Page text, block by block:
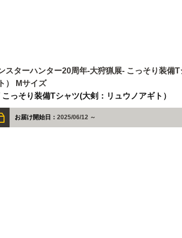
スターハンター20周年-大狩猟展- こっそり装備
） Mサイズ
こっそり装備Tシャツ(大剣：リュウノアギト）
お届け開始日： 2025/06/12 ～